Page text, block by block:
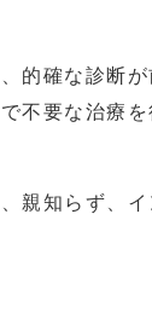
的確な診断が
不要な治療
親知らず、